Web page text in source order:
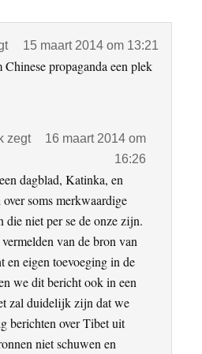
15 maart 2014 om 13:21
propaganda een plek
zegt
16 maart 2014 om
16:26
dagblad, Katinka, en
over soms merkwaardige
die niet per se de onze zijn.
van de bron van
en eigen toevoeging in de
we dit bericht ook in een
zal duidelijk zijn dat we
berichten over Tibet uit
niet schuwen en